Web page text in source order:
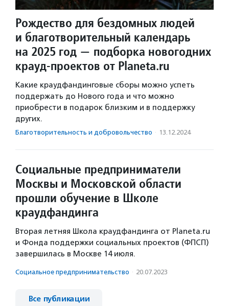
Рождество для бездомных людей
и благотворительный календарь
на 2025 год — подборка новогодних
крауд-проектов от Planeta.ru
Какие краудфандинговые сборы можно успеть
поддержать до Нового года и что можно
приобрести в подарок близким и в поддержку
других.
Благотвори­тель­ность и доброволь­чест­во · 13.12.2024
Социальные предприниматели
Москвы и Московской области
прошли обучение в Школе
краудфандинга
Вторая летняя Школа краудфандинга от Planeta.ru
и Фонда поддержки социальных проектов (ФПСП)
завершилась в Москве 14 июля.
Социальное предпри­нима­тель­ство · 20.07.2023
Все публикации